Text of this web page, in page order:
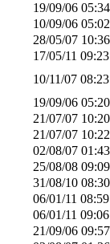
19/09/06
10/09/06
28/05/07
17/05/11
10/11/07
19/09/06
21/07/07
21/07/07
02/08/07
25/08/08
31/08/10
06/01/11
06/01/11
21/09/06